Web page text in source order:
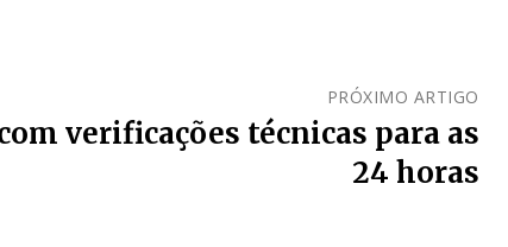
PRÓXIMO ARTIGO
verificações técnicas para as
24 horas